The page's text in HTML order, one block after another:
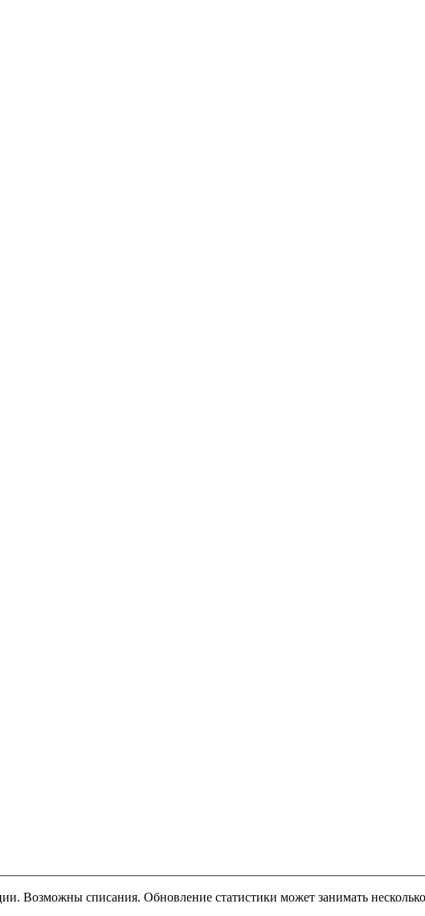
Возможны списания. Обновление статистики может занимать